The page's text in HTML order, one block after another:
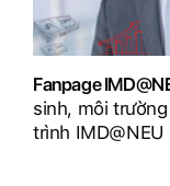
Fanpage
sinh, môi
trình IMD@NEU